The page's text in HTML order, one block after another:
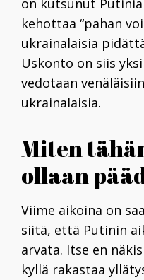
on kutsunut Putinia
kehottaa “pahan
ukrainalaisia
Uskonto on siis
vedotaan
ukrainalaisia.
Miten
ollaan
Viime aikoina on
siitä, että Putinin
arvata. Itse en
kyllä rakastaa